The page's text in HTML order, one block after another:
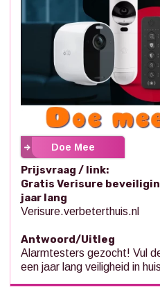
Doe Mee
Prijsvraag / link:
Gratis Verisure
jaar lang
Verisure.verbeterthuis.nl
Antwoord/Uitleg
Alarmtesters gezocht! Vul
een jaar lang veiligheid in huis